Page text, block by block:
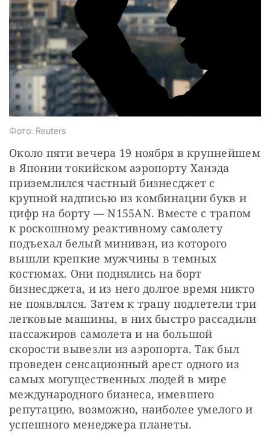
Фото: Reuters
Около пяти вечера 19 ноября в крупнейшем
в Японии токийском аэропорту Ханэда
приземлился частный бизнесджет с
крупной надписью из комбинации букв и
цифр на борту — N155AN. Вместе с трапом
к роскошному реактивному самолету
подъехал белый минивэн, из которого
вышли крепкие мужчины в темных
костюмах. Они поднялись на борт
бизнесджета, и из него долгое время никто
не появлялся. Затем к трапу подлетели три
легковые машины, в них быстро рассадили
пассажиров самолета и на большой
скорости вывезли из аэропорта. Так был
проведен сенсационный арест одного из
самых могущественных людей в мире
международного бизнеса, имевшего
репутацию, возможно, наиболее умелого и
успешного менеджера планеты.
СТАТЬ СОУЧАСТНИКОМ
ПОДЕЛИТЬСЯ С ДРУЗЬЯМИ
Если у вас есть вопросы, пишите donate@novayagazeta.ru
звоните:
+7 (929) 612-03-68